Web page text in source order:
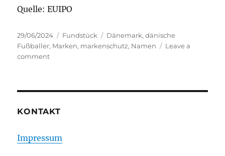
Quelle: EUIPO
Posted
on
29/06/2024 Categories
Fundstück Tags
Dänemark,dänische
Fußballer, Marken, markenschutz, Namen
Leave a
commenton
KONTAKT
Impressum